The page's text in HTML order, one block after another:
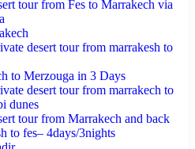
tour from Fes to Marrakech via
desert tour from marrakesh to
to Merzouga in 3 Days
desert tour from marrakech to
dunes
tour from Marrakech and back
to fes– 4days/3nights